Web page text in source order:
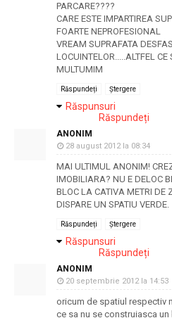
PARCARE????
CARE ESTE IMPARTIREA
FOARTE NEPROFESIONAL
VREAM SUPRAFATA
LOCUINTELOR.....ALTFEL
MULTUMIM
Răspundeți Ștergere
Răspunsuri
Răspundeți
ANONIM
28 august 2012 la 08:34
MAI ULTIMUL ANONIM!
IMOBILIARA? NU E DELOC
BLOC LA CATIVA METRI DE
DISPARE UN SPATIU VERDE.
Răspundeți Ștergere
Răspunsuri
Răspundeți
ANONIM
20 septembrie 2012 la 14:53
oricum de spatiul respectiv
ce sa nu se construiasca